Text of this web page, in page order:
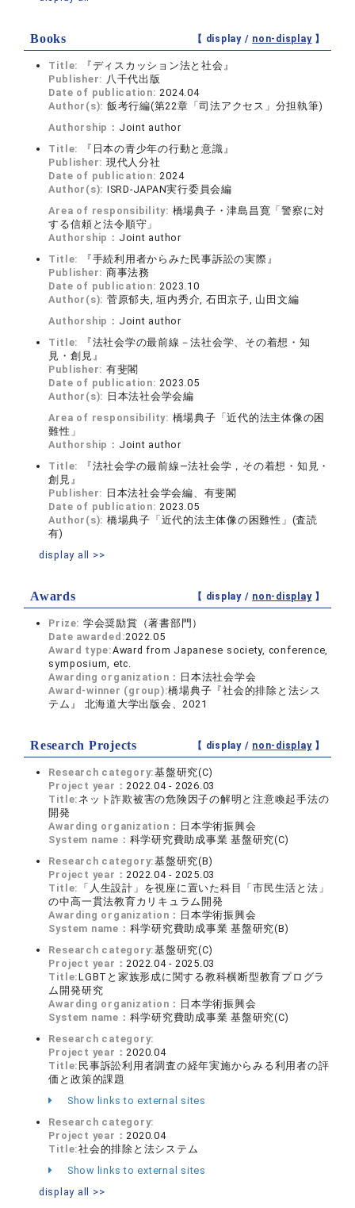
Books 【 display / non-display】
Title:
『ディスカッション法と社会』
Publisher: 八千代出版
Date of publication:2024.04
Author(s): 飯考行編(第22章「司法アクセス」分担執筆)
Authorship： Joint author
Title:
『日本の青少年の行動と意識』
Publisher: 現代人分社
Date of publication:2024
Author(s): ISRD-JAPAN実行委員会編
Area of responsibility: 橋場典子・津島昌寛「警察に対
する信頼と法令順守」
Authorship： Joint author
Title:
『手続利用者からみた民事訴訟の実際』
Publisher: 商事法務
Date of publication:2023.10
Author(s): 菅原郁夫, 垣内秀介, 石田京子, 山田文編
Authorship： Joint author
Title:
『法社会学の最前線－法社会学、その着想・知
見・創見』
Publisher: 有斐閣
Date of publication:2023.05
Author(s): 日本法社会学会編
Area of responsibility: 橋場典子「近代的法主体像の困
難性」
Authorship： Joint author
Title:
『法社会学の最前線―法社会学，その着想・知見・
創見』
Publisher: 日本法社会学会編、有斐閣
Date of publication:2023.05
Author(s): 橋場典子「近代的法主体像の困難性」(査読
有)
display all >>
Awards 【 display / non-display】
Prize: 学会奨励賞（著書部門）
Date awarded:2022.05
Award type:Award from Japanese society, conference,
symposium, etc.
Awarding organization： 日本法社会学会
Award-winner (group):橋場典子『社会的排除と法シス
テム』 北海道大学出版会、2021
Research Projects 【 display / non-display】
Research category:基盤研究(C)
Project year：2022.04 - 2026.03
Title: ネット詐欺被害の危険因子の解明と注意喚起手法の
開発
Awarding organization： 日本学術振興会
System name： 科学研究費助成事業 基盤研究(C)
Research category:基盤研究(B)
Project year：2022.04 - 2025.03
Title: 「人生設計」を視座に置いた科目「市民生活と法」
の中高一貫法教育カリキュラム開発
Awarding organization： 日本学術振興会
System name： 科学研究費助成事業 基盤研究(B)
Research category:基盤研究(C)
Project year：2022.04 - 2025.03
Title:LGBTと家族形成に関する教科横断型教育プログラ
ム開発研究
Awarding organization： 日本学術振興会
System name： 科学研究費助成事業 基盤研究(C)
Research category:
Project year：2020.04
Title: 民事訴訟利用者調査の経年実施からみる利用者の評
価と政策的課題
Show links to external sites
Research category:
Project year：2020.04
Title:社会的排除と法システム
Show links to external sites
display all >>